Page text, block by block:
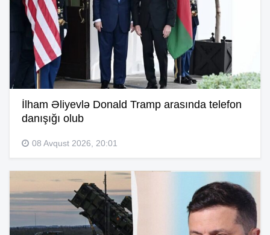
İlham Əliyevlə Donald Tramp arasında telefon
danışığı olub
08 Avqust 2026, 20:01